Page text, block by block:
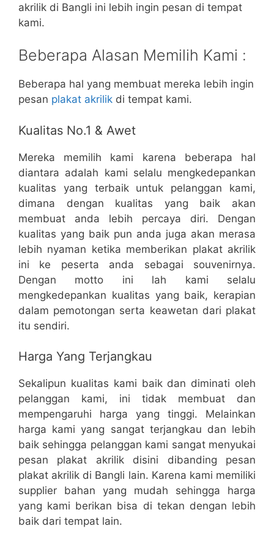
akrilik di Bangli ini lebih ingin pesan di tempat
kami.
Beberapa Alasan Memilih Kami :
Beberapa hal yang membuat mereka lebih ingin
pesan plakat akrilik di tempat kami.
Kualitas No.1 & Awet
Mereka memilih kami karena beberapa hal
diantara adalah kami selalu mengkedepankan
kualitas yang terbaik untuk pelanggan kami,
dimana dengan kualitas yang baik akan
membuat anda lebih percaya diri. Dengan
kualitas yang baik pun anda juga akan merasa
lebih nyaman ketika memberikan plakat akrilik
ini ke peserta anda sebagai souvenirnya.
Dengan motto ini lah kami selalu
mengkedepankan kualitas yang baik, kerapian
dalam pemotongan serta keawetan dari plakat
itu sendiri.
Harga Yang Terjangkau
Sekalipun kualitas kami baik dan diminati oleh
pelanggan kami, ini tidak membuat dan
mempengaruhi harga yang tinggi. Melainkan
harga kami yang sangat terjangkau dan lebih
baik sehingga pelanggan kami sangat menyukai
pesan plakat akrilik disini dibanding pesan
plakat akrilik di Bangli lain. Karena kami memiliki
supplier bahan yang mudah sehingga harga
yang kami berikan bisa di tekan dengan lebih
baik dari tempat lain.